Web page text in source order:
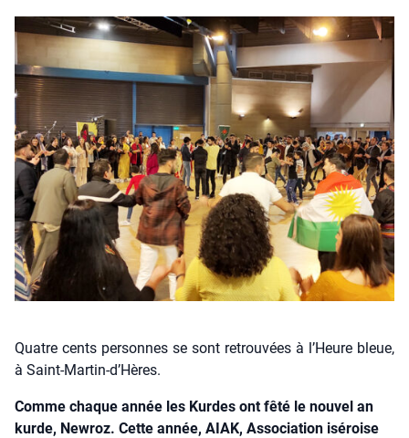
Quatre cents personnes se sont retrouvées à l’Heure bleue,
à Saint-Martin-d’Hères.
Comme chaque année les Kurdes ont fêté le nouvel an
kurde, Newroz. Cette année, AIAK, Association iséroise